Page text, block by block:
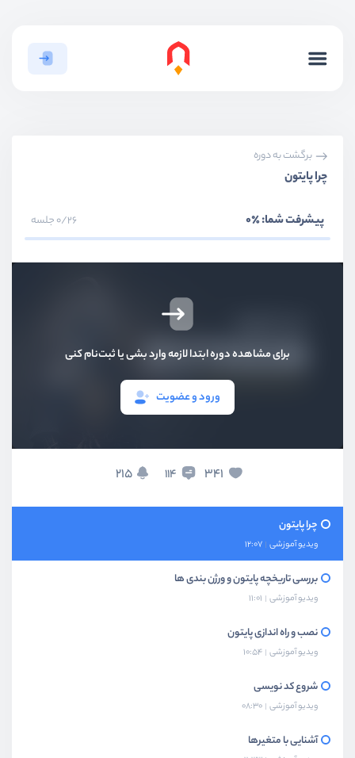
برگشت به دوره
چرا پایتون
پیشرفت شما:٪0 0/26 جلسه
برای مشاهده دوره ابتدا لازمه وارد بشی یا ثبت‌نام کنی
ورود و عضویت
341
114
215
چرا پایتون
ویدیو آموزشی 12:07
بررسی تاریخچه پایتون و ورژن بندی ها
ویدیو آموزشی 11:01
نصب و راه اندازی پایتون
ویدیو آموزشی 10:54
شروع کد نویسی
ویدیو آموزشی 08:30
آشنایی با متغیرها